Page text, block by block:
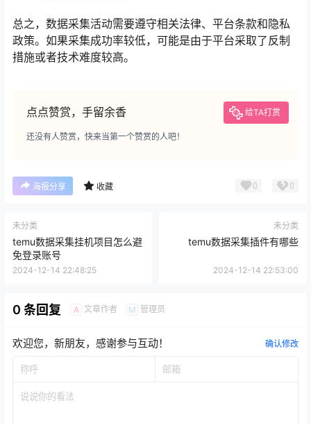
总之，数据采集活动需要遵守相关法律、平台条款和隐私
政策。如果采集成功率较低，可能是由于平台采取了反制
措施或者技术难度较高。
点点赞赏，手留余香 给TA打赏
还没有人赞赏，快来当第一个赞赏的人吧！
海报分享 收藏 0 0
未分类
temu数据采集挂机项目怎么避
免登录账号
2024-12-14 22:48:25
未分类
temu数据采集插件有哪些
2024-12-14 22:53:00
0 条回复 A 文章作者 M 管理员
欢迎您，新朋友，感谢参与互动！ 确认修改